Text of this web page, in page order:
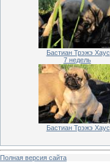
Бастиан Трэжэ Хаус
7 недель
Бастиан Трэжэ Хаус
Полная версия сайта